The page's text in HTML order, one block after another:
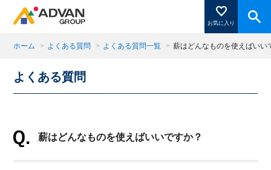
お気に入り
商品ページにある「お気に入り登録」を押すと登録した
商品がここに表示されます。
ホーム > よくある質問 > よくある質問一覧 > 薪はどんなものを使えばいい
よくある質問
薪はどんなものを使えばいいですか？